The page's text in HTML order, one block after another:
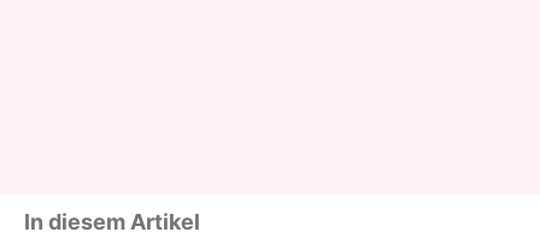
In diesem Artikel